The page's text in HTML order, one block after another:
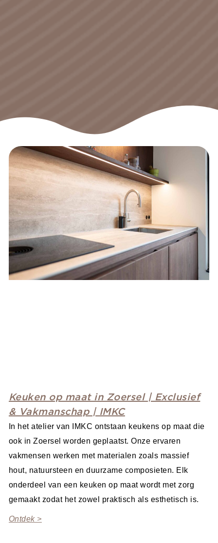
Keuken op maat in Zoersel | Exclusief
& Vakmanschap | IMKC
In het atelier van IMKC ontstaan keukens op maat die
ook in Zoersel worden geplaatst. Onze ervaren
vakmensen werken met materialen zoals massief
hout, natuursteen en duurzame composieten. Elk
onderdeel van een keuken op maat wordt met zorg
gemaakt zodat het zowel praktisch als esthetisch is.
Ontdek >